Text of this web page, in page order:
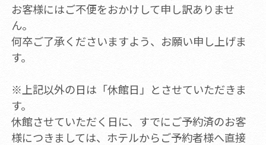
お客様にはご不便をおかけして申し訳ありませ
ん。
何卒ご了承くださいますよう、お願い申し上げま
す。
※上記以外の日は「休館日」とさせていただきま
す。
休館させていただく日に、すでにご予約済のお客
様につきましては、ホテルからご予約者様へ直接